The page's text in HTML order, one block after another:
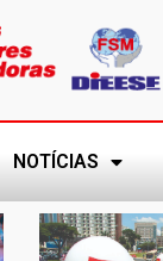
NOTÍCIAS